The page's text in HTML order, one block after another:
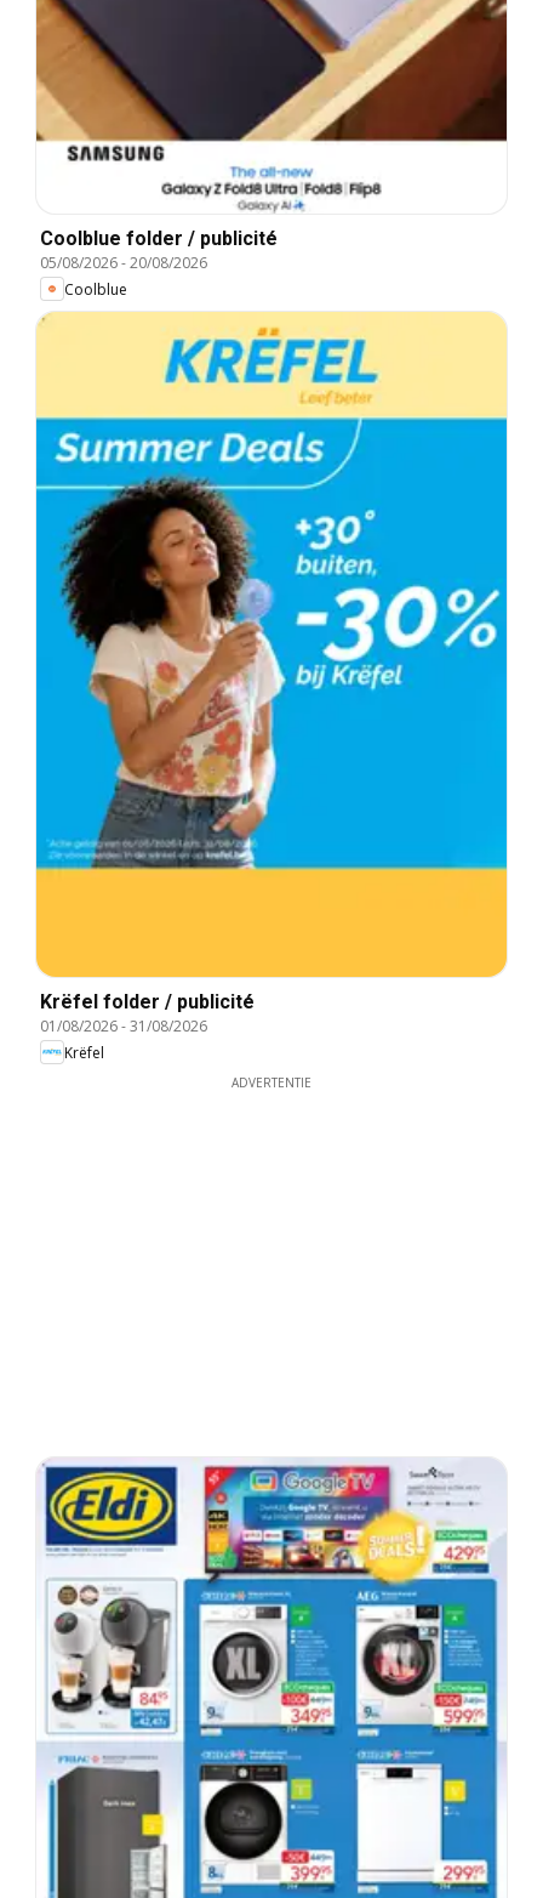
Coolblue folder / publicité
05/08/2026-20/08/2026
Coolblue
Krëfel folder / publicité
01/08/2026-31/08/2026
Krëfel
ADVERTENTIE